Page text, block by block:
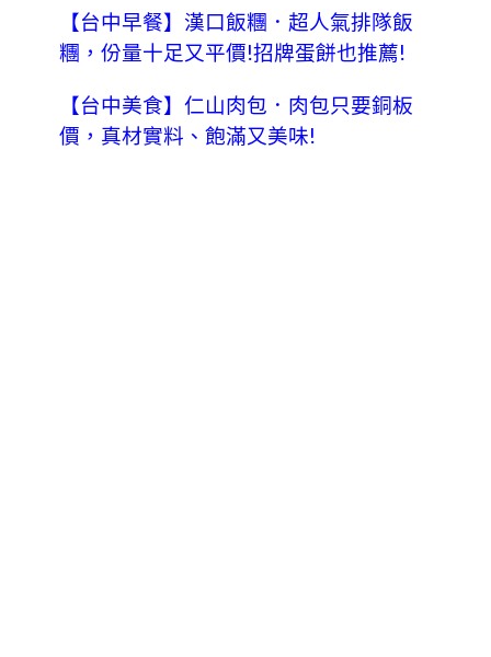
【台中早餐】漢口飯糰．超人氣排隊飯
糰，份量十足又平價!招牌蛋餅也推薦!
【台中美食】仁山肉包．肉包只要銅板
價，真材實料、飽滿又美味!